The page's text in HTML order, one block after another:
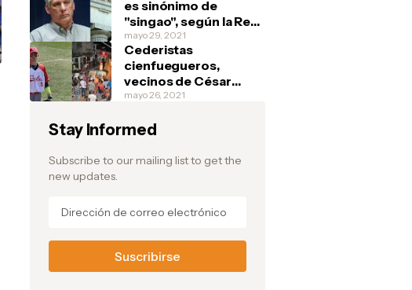
marfilito por favor"
es sinónimo de
"singao", según la Real
Academia Española
mayo 29, 2021
Cederistas
cienfuegueros,
vecinos de César
Prieto, aplauden la
festejan en la barriada
atleta vivía
mayo 26, 2021
Stay Informed
Subscribe to our mailing list to get the
new updates.